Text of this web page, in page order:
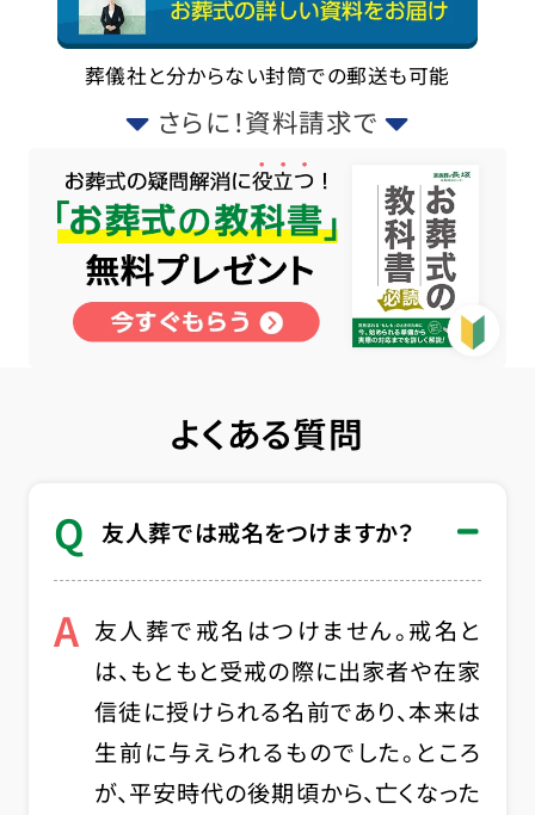
葬儀社と分からない封筒での郵送も可能
さらに！資料請求で
よくある質問
Q 友人葬では戒名をつけますか？
A 友人葬で戒名はつけません。戒名と
は、もともと受戒の際に出家者や在家
信徒に授けられる名前であり、本来は
生前に与えられるものでした。ところ
が、平安時代の後期頃から、亡くなった